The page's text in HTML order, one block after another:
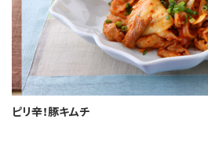
ピリ辛！豚キムチ